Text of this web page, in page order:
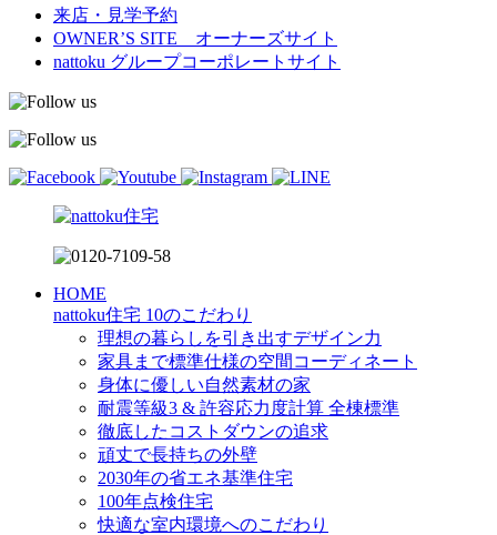
来店・見学予約
OWNER’S SITE オーナーズサイト
nattoku グループコーポレートサイト
HOME
nattoku住宅 10のこだわり
理想の暮らしを引き出すデザイン力
家具まで標準仕様の空間コーディネート
身体に優しい自然素材の家
耐震等級3 & 許容応力度計算 全棟標準
徹底したコストダウンの追求
頑丈で長持ちの外壁
2030年の省エネ基準住宅
100年点検住宅
快適な室内環境へのこだわり